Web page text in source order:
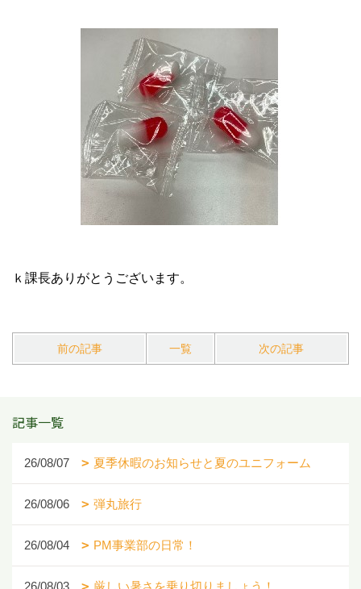
ｋ課長ありがとうございます。
前の記事 一覧 次の記事
記事一覧
26/08/07 夏季休暇のお知らせと夏のユニフォーム
26/08/06 弾丸旅行
26/08/04 PM事業部の日常！
26/08/03 厳しい暑さを乗り切りましょう！